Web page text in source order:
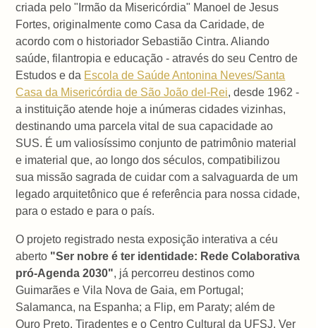
criada pelo "Irmão da Misericórdia" Manoel de Jesus
Fortes, originalmente como Casa da Caridade, de
acordo com o historiador Sebastião Cintra. Aliando
saúde, filantropia e educação - através do seu Centro de
Estudos e da Escola de Saúde Antonina Neves/Santa
Casa da Misericórdia de São João del-Rei, desde 1962 -
a instituição atende hoje a inúmeras cidades vizinhas,
destinando uma parcela vital de sua capacidade ao
SUS. É um valiosíssimo conjunto de patrimônio material
e imaterial que, ao longo dos séculos, compatibilizou
sua missão sagrada de cuidar com a salvaguarda de um
legado arquitetônico que é referência para nossa cidade,
para o estado e para o país.
O projeto registrado nesta exposição interativa a céu
aberto "Ser nobre é ter identidade: Rede Colaborativa
pró-Agenda 2030", já percorreu destinos como
Guimarães e Vila Nova de Gaia, em Portugal;
Salamanca, na Espanha; a Flip, em Paraty; além de
Ouro Preto, Tiradentes e o Centro Cultural da UFSJ. Ver